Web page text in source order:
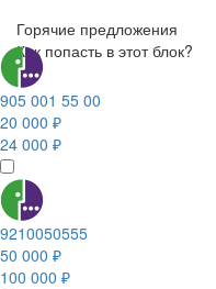
Горячие предложения
Как попасть в этот блок?
905 001 55 00
20 000 ₽
24 000 ₽
9210050555
50 000 ₽
100 000 ₽